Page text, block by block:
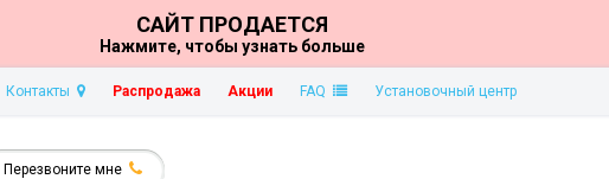
САЙТ ПРОДАЕТСЯ
Нажмите, чтобы узнать больше
Контакты Распродажа Акции FAQ Установочный центр
Перезвоните мне